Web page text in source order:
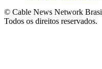
© Cable News Network
Todos os direitos reservados.